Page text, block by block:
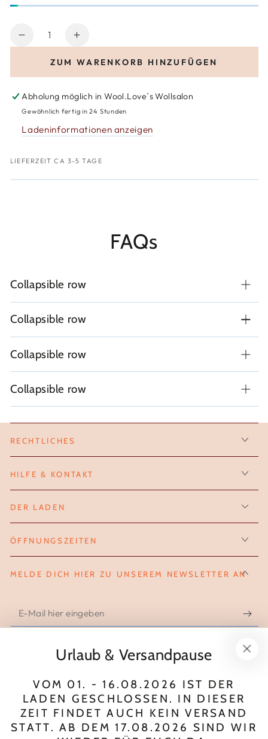
Verringere
Menge
Geniale
Motivsocken
stricken
Erhöhe
Menge
Geniale
Motivsocken
stricken
ZUM WARENKORB HINZUFÜGEN
Abholung möglich inWool.Love´s Wollsalon
Gewöhnlich fertig in 24 Stunden
Ladeninformationen anzeigen
LIEFERZEIT CA 3-5 TAGE
FAQs
Collapsible row
Collapsible row
Collapsible row
Collapsible row
RECHTLICHES
HILFE & KONTAKT
DER LADEN
ÖFFNUNGSZEITEN
MELDE DICH HIER ZU UNSEREM NEWSLETTER AN
E-
Mail
FOLGE UNS AUF INSTAGRAM
Instagram
Zahlungsmöglichkeiten
Urlaub & Versandpause
VOM 01. - 16.08.2026 IST DER
LADEN GESCHLOSSEN. IN DIESER
ZEIT FINDET AUCH KEIN VERSAND
STATT. AB DEM 17.08.2026 SIND WIR